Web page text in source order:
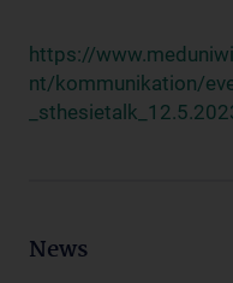
https://
nt/kommunikation/
News